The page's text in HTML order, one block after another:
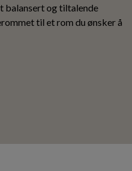
balansert og tiltalende
til et rom du ønsker å